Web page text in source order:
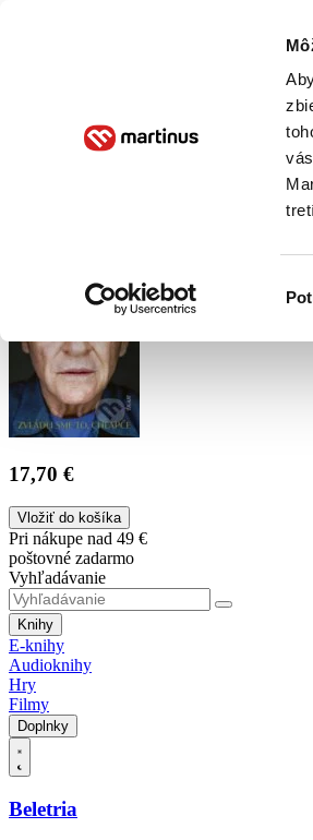
17,70 €
Vložiť do košíka
Pri nákupe nad 49 €
poštovné zadarmo
Vyhľadávanie
Knihy
E-knihy
Audioknihy
Hry
Filmy
Doplnky
Beletria